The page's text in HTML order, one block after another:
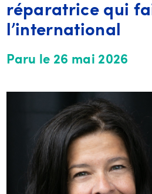
réparatrice qui
l’international
Paru le 26 mai 2026